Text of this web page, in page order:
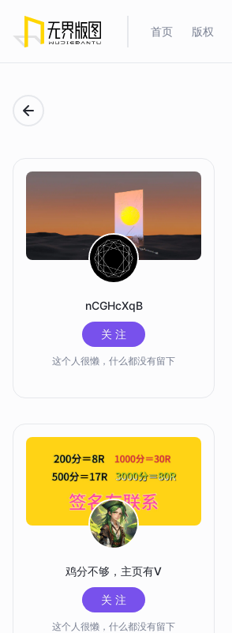
首页 版权
nCGHcXqB
关 注
这个人很懒，什么都没有留下
鸡分不够，主页有V
关 注
这个人很懒，什么都没有留下